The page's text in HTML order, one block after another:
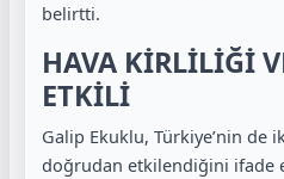
belirtti.
HAVA KİRLİLİĞİ
ETKİLİ
Galip Ekuklu, Türkiye’nin de
doğrudan etkilendiğini ifade